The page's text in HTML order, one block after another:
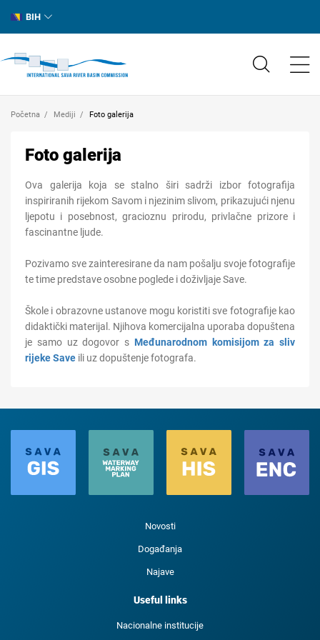
BIH
Početna Mediji Foto galerija
Foto galerija
Ova galerija koja se stalno širi sadrži izbor fotografija
inspiriranih rijekom Savom i njezinim slivom, prikazujući njenu
ljepotu i posebnost, gracioznu prirodu, privlačne prizore i
fascinantne ljude.
Pozivamo sve zainteresirane da nam pošalju svoje fotografije
te time predstave osobne poglede i doživljaje Save.
Škole i obrazovne ustanove mogu koristiti sve fotografije kao
didaktički materijal. Njihova komercijalna uporaba dopuštena
je samo uz dogovor s Međunarodnom komisijom za sliv
rijeke Save ili uz dopuštenje fotografa.
Novosti
Događanja
Najave
Useful links
Nacionalne institucije